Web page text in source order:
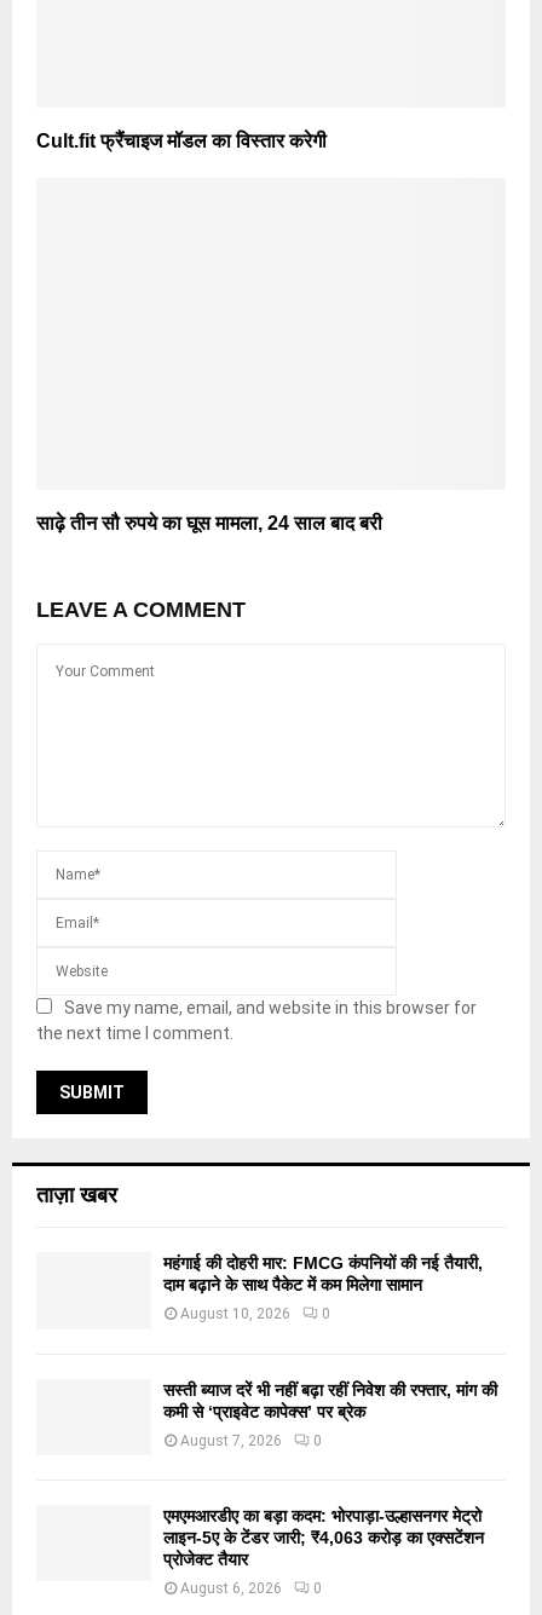
Cult.fit फ्रैंचाइज मॉडल का विस्तार करेगी
साढ़े तीन सौ रुपये का घूस मामला, 24 साल बाद बरी
LEAVE A COMMENT
Save my name, email, and website in this browser for
the next time I comment.
ताज़ा खबर
महंगाई की दोहरी मार: FMCG कंपनियों की नई तैयारी,
दाम बढ़ाने के साथ पैकेट में कम मिलेगा सामान
August 10, 2026 0
सस्ती ब्याज दरें भी नहीं बढ़ा रहीं निवेश की रफ्तार, मांग की
कमी से ‘प्राइवेट कापेक्स’ पर ब्रेक
August 7, 2026 0
एमएमआरडीए का बड़ा कदम: भोरपाड़ा-उल्हासनगर मेट्रो
लाइन-5ए के टेंडर जारी; ₹4,063 करोड़ का एक्सटेंशन
प्रोजेक्ट तैयार
August 6, 2026 0